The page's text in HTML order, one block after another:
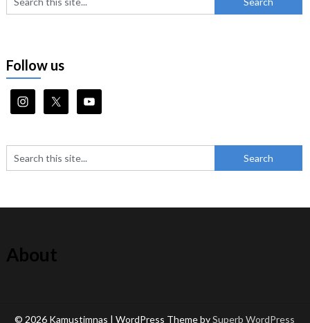
Follow us
About
© 2026 Kamustimnas | WordPress Theme bySuperb WordPress